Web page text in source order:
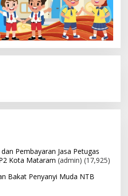
Pembayaran Jasa Petugas
Kota Mataram (admin) (17,925)
Bakat Penyanyi Muda NTB